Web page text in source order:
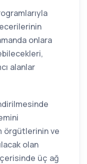
onlara
alanlar
örgütlerinin ve
olan
üç ağ